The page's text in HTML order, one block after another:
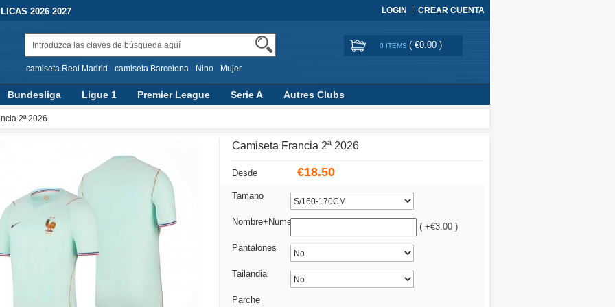
2026 2027 LOGIN CREAR CUENTA
camiseta Real Madrid camiseta Barcelona Nino Mujer
0 ITEMS ( €0.00 )
Bundesliga Ligue 1 Premier League Serie A Autres Clubs
2ª 2026
Camiseta Francia 2ª 2026
Desde €18.50
Tamano
Nombre+Numero ( +€3.00 )
Pantalones
Tailandia
Parche